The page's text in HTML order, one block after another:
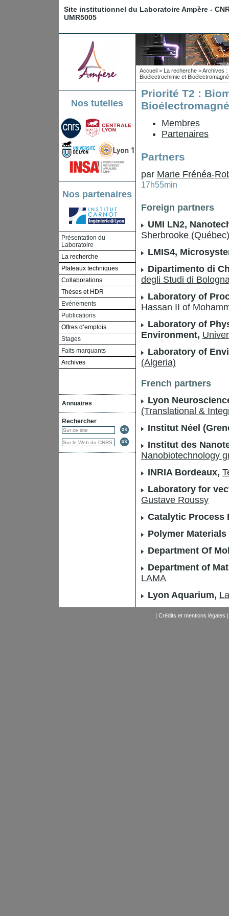
Site institutionnel du Laboratoire Ampère -
UMR5005
Nos tutelles
Nos partenaires
Présentation du
Laboratoire
La recherche
Plateaux techniques
Collaborations
Thèses et HDR
Evénements
Publications
Offres d’emplois
Stages
Faits marquants
Archives
Annuaires
Rechercher
Accueil > La recherche >Archives :
Bioélectrochimie et
Priorité T2 :
Membres
Partenaires
Partners
par Marie Frénéa-
17h55min
Foreign partners
UMI LN2,
Sherbrooke (Québec)
LMIS4,
Dipartimento di
degli Studi di
Laboratory of
Hassan II of
Laboratory of
Environment,
Laboratory of
(Algeria)
French partners
Lyon
(Translational &
Institut Néel
Institut des
Nanobiotechnology
INRIA Bordeaux,
Laboratory for
Gustave Roussy
Catalytic Process
Polymer
Department Of
Department of
LAMA
Lyon Aquarium,
| Crédits et mentions légales